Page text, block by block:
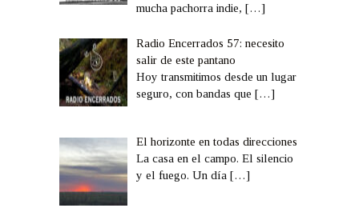
mucha pachorra indie,[…]
Radio Encerrados 57: necesito
salir de este pantano
Hoy transmitimos desde un lugar
seguro, con bandas que[…]
El horizonte en todas direcciones
La casa en el campo. El silencio
y el fuego. Un día[…]